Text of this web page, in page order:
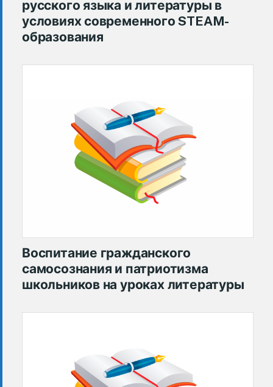
русского языка и литературы в
условиях современного STEAM-
образования
Воспитание гражданского
самосознания и патриотизма
школьников на уроках литературы